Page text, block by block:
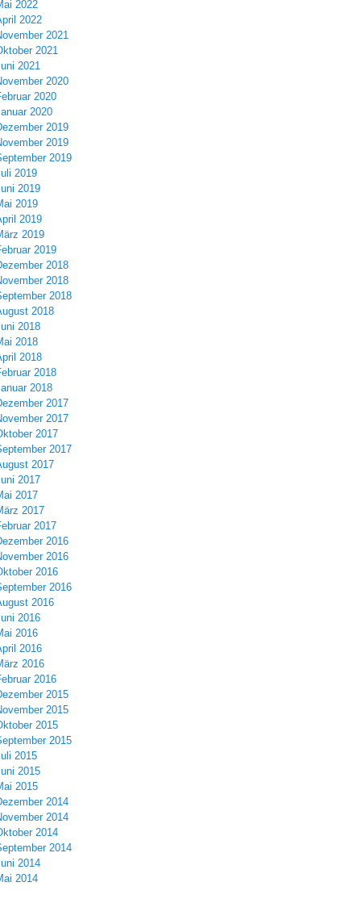
2022
2022
2021
2021
2021
2020
2020
2020
2019
2019
2019
2019
2019
2019
2019
2019
2019
2018
2018
2018
2018
2018
2018
2018
2018
2018
2017
2017
2017
2017
2017
2017
2017
2017
2017
2016
2016
2016
2016
2016
2016
2016
2016
2016
2016
2015
2015
2015
2015
2015
2015
2015
2014
2014
2014
2014
2014
2014